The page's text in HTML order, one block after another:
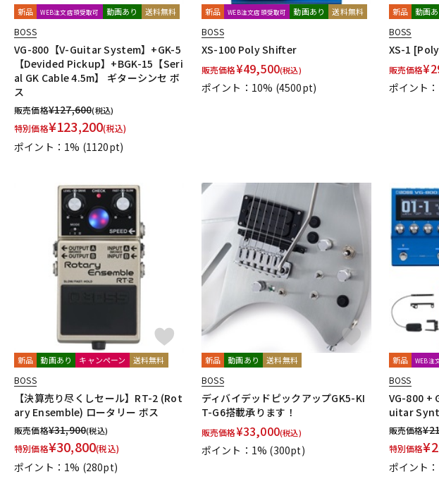
新品 WEB注文店頭受取可 動画あり 送料無料
BOSS
VG-800【V-Guitar System】+GK-5
【Devided Pickup】+BGK-15【Seri
al GK Cable 4.5m】 ギターシンセ ボ
ス
販売価格¥127,600(税込)
特別価格¥123,200(税込)
ポイント：1% (1120pt)
新品 WEB注文店頭受取可 動画あり 送料無料
BOSS
XS-100 Poly Shifter
販売価格¥49,500(税込)
ポイント：10% (4500pt)
新品 動画
BOSS
XS-1
販売価格¥
ポイント
新品 動画あり キャンペーン 送料無料
BOSS
【決算売り尽くしセール】RT-2 (Rot
ary Ensemble) ロータリー ボス
販売価格¥31,900(税込)
特別価格¥30,800(税込)
ポイント：1% (280pt)
新品 動画あり 送料無料
BOSS
ディバイデッドピックアップGK5-KI
T-G6搭載承ります！
販売価格¥33,000(税込)
ポイント：1% (300pt)
新品 WEB注
BOSS
VG-800 +
uitar
販売価格¥
特別価格¥
ポイント